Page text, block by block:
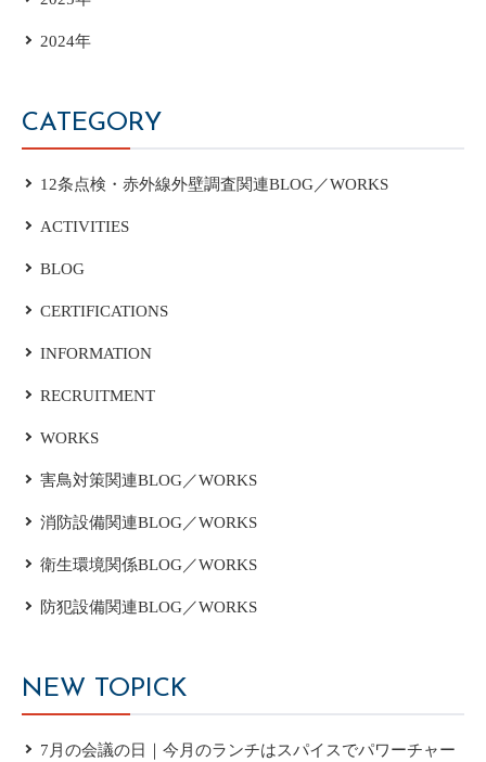
2024年
CATEGORY
12条点検・赤外線外壁調査関連BLOG／WORKS
ACTIVITIES
BLOG
CERTIFICATIONS
INFORMATION
RECRUITMENT
WORKS
害鳥対策関連BLOG／WORKS
消防設備関連BLOG／WORKS
衛生環境関係BLOG／WORKS
防犯設備関連BLOG／WORKS
NEW TOPICK
7月の会議の日｜今月のランチはスパイスでパワーチャー